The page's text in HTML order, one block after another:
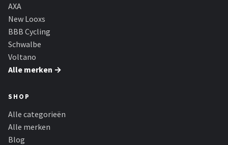
Schwalbe
Voltano
Shimano
AXA
New Looxs
BBB Cycling
Schwalbe
Voltano
Alle merken →
SHOP
Alle categorieën
Alle merken
Blog